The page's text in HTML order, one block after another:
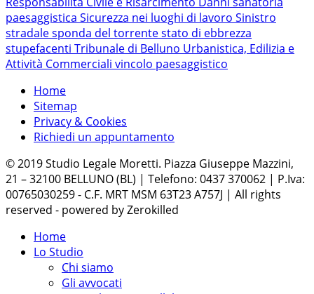
paesaggistica Sicurezza nei luoghi di lavoro Sinistro
stradalesponda del torrentestato di ebbrezza
stupefacenti Tribunale di Belluno Urbanistica, Edilizia e
Attività Commerciali vincolo paesaggistico
Home
Sitemap
Privacy & Cookies
Richiedi un appuntamento
© 2019 Studio Legale Moretti. Piazza Giuseppe Mazzini,
21 – 32100 BELLUNO (BL) | Telefono: 0437 370062 | P.Iva:
00765030259 - C.F. MRT MSM 63T23 A757J | All rights
reserved - powered by Zerokilled
Home
Lo Studio
Chi siamo
Gli avvocati